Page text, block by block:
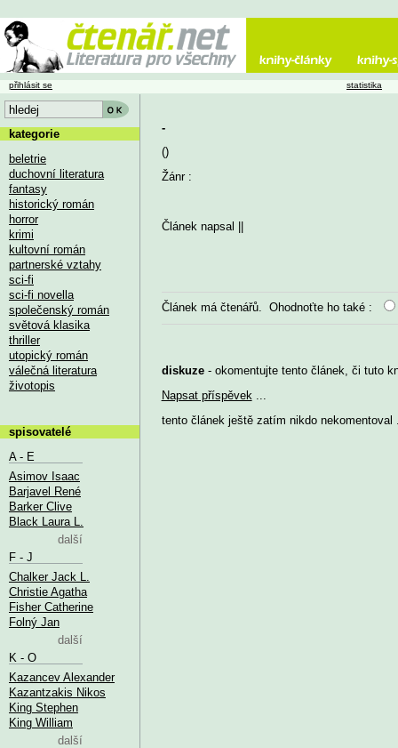
-
()
Žánr :
Článek napsal
Článek má čtenářů. Ohodnoťte ho také :
diskuze- okomentujte tento článek, či tuto
Napsat příspěvek
tento článek ještě zatím nikdo nekomentoval
přihlásit se statistika
kategorie
beletrie
duchovní literatura
fantasy
historický román
horror
krimi
kultovní román
partnerské vztahy
sci-fi
sci-fi novella
společenský román
světová klasika
thriller
utopický román
válečná literatura
životopis
spisovatelé
A - E
Asimov Isaac
Barjavel René
Barker Clive
Black Laura L.
další
F - J
Chalker Jack L.
Christie Agatha
Fisher Catherine
Folný Jan
další
K - O
Kazancev Alexander
Kazantzakis Nikos
King Stephen
King William
další